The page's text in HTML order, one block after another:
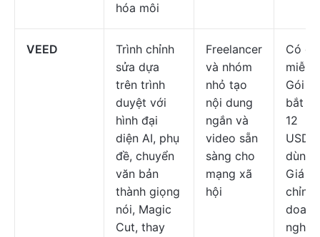
hóa môi
VEED
Trình chỉnh
sửa dựa
trên trình
duyệt với
hình đại
diện AI, phụ
đề, chuyển
văn bản
thành giọng
nói, Magic
Cut, thay
Freelancer
và nhóm
nhỏ tạo
nội dung
ngắn và
video sẵn
sàng cho
mạng xã
hội
Có
miễn
Gói
bắt
12
USD/
dùng/
Giá
chỉnh
doanh